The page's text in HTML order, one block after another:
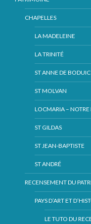
CHAPELLES
LA MADELEINE
LA TRINITÉ
ST ANNE DE BODUIC
ST MOLVAN
LOCMARIA – NOTRE
ST GILDAS
ST JEAN-BAPTISTE
ST ANDRÉ
RECENSEMENT DU
PAYS D’ART ET
LE TUTO DU